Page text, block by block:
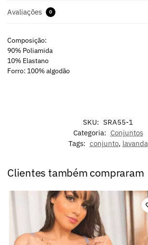
Avaliações 0
Composição:
90% Poliamida
10% Elastano
Forro: 100% algodão
SKU: SRA55-1
Categoria: Conjuntos
Tags: conjunto, lavanda
Clientes também compraram